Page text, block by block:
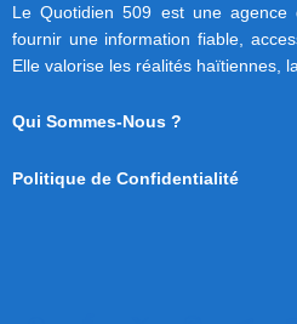
Le Quotidien 509 est une
fournir une information fiable,
Elle valorise les réalités haïtiennes,
Qui Sommes-Nous ?
Politique de Confidentialité